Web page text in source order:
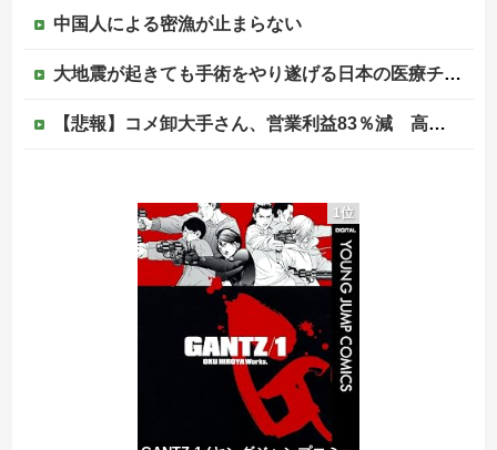
中国人による密漁が止まらない
大地震が起きても手術をやり遂げる日本の医療チーム、海外でも凄すぎると絶賛
【悲報】コメ卸大手さん、営業利益83％減 高値で買い込んだ米が売れず「損切り祭り」開幕へ
ジャンポケ斎藤と代理人のやりとり、「地獄すぎて完全にコントになってる……」と衝撃を受ける人が続出中
|●|「私は入りません、 事故起こさなきゃいい」と保険加入を勧められた推し活民が反発、保険代が勿体無いし事故起こしたとして……
韓国の新築マンション、築１年半でテラスが丸ごと落下ｗｗｗｗｗ
1位